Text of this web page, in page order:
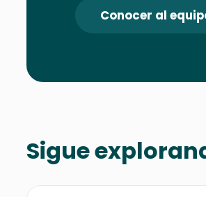
Conocer al
Sigue